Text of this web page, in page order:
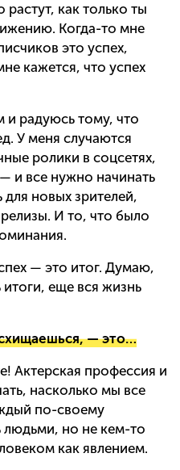
как только ты
Когда-то мне
это успех,
кажется, что успех
радуюсь тому, что
У меня случаются
ролики в соцсетях,
и все нужно начинать
новых зрителей,
И то, что было
— это итог. Думаю,
еще вся жизнь
— это…
Актерская профессия и
насколько мы все
по-своему
людьми, но не кем-то
как явлением.